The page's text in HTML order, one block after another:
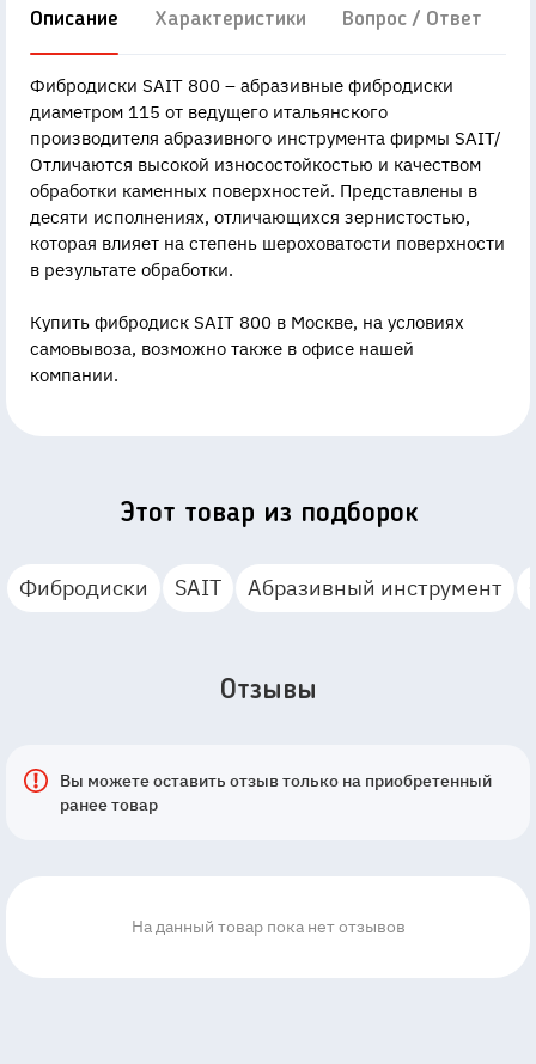
Описание Характеристики Вопрос / Ответ
Фибродиски SAIT 800 – абразивные фибродиски
диаметром 115 от ведущего итальянского
производителя абразивного инструмента фирмы SAIT/
Отличаются высокой износостойкостью и качеством
обработки каменных поверхностей. Представлены в
десяти исполнениях, отличающихся зернистостью,
которая влияет на степень шероховатости поверхности
в результате обработки.
Купить фибродиск SAIT 800 в Москве, на условиях
самовывоза, возможно также в офисе нашей
компании.
Этот товар из подборок
Фибродиски SAIT Абразивный инструмент
Отзывы
Вы можете оставить отзыв только на приобретенный
ранее товар
На данный товар пока нет отзывов